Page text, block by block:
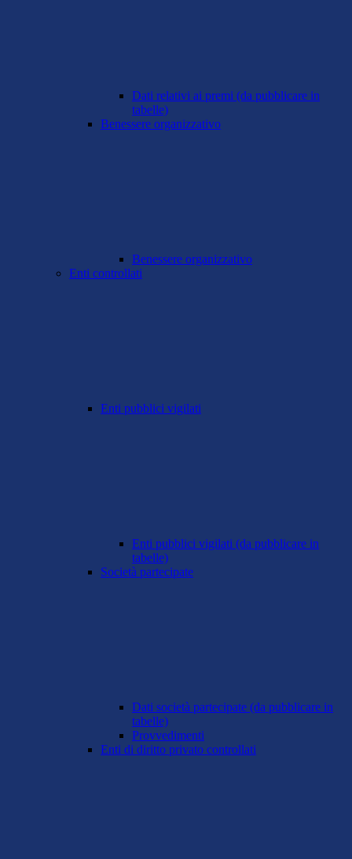
Dati relativi ai premi (da pubblicare in
tabelle)
Benessere organizzativo
Benessere organizzativo
Enti controllati
Enti pubblici vigilati
Enti pubblici vigilati (da pubblicare in
tabelle)
Società partecipate
Dati società partecipate (da pubblicare in
tabelle)
Provvedimenti
Enti di diritto privato controllati